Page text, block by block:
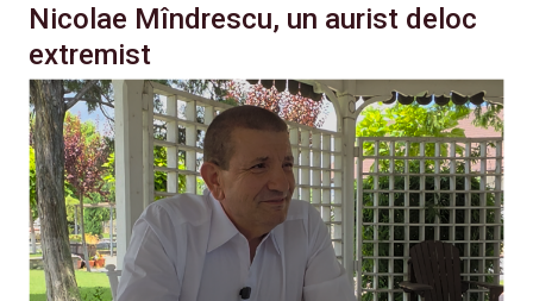
Nicolae Mîndrescu, un aurist deloc
extremist